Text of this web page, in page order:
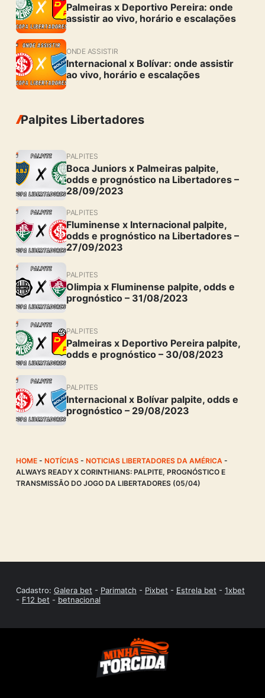
Palmeiras x Deportivo Pereira: onde
assistir ao vivo, horário e escalações
ONDE ASSISTIR
Internacional x Bolívar: onde assistir
ao vivo, horário e escalações
Palpites Libertadores
PALPITES
Boca Juniors x Palmeiras palpite,
odds e prognóstico na Libertadores –
28/09/2023
PALPITES
Fluminense x Internacional palpite,
odds e prognóstico na Libertadores –
27/09/2023
PALPITES
Olimpia x Fluminense palpite, odds e
prognóstico – 31/08/2023
PALPITES
Palmeiras x Deportivo Pereira palpite,
odds e prognóstico – 30/08/2023
PALPITES
Internacional x Bolívar palpite, odds e
prognóstico – 29/08/2023
HOME- NOTÍCIAS- NOTICIAS LIBERTADORES DA AMÉRICA -
ALWAYS READY X CORINTHIANS: PALPITE, PROGNÓSTICO E
TRANSMISSÃO DO JOGO DA LIBERTADORES (05/04)
Cadastro: Galera bet - Parimatch - Pixbet - Estrela bet - 1xbet
- F12 bet - betnacional